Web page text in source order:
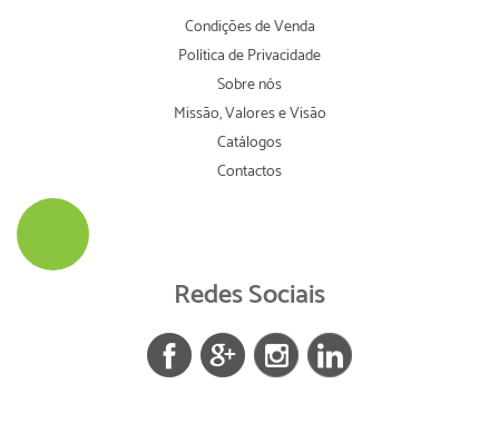
Condições de Venda
Política de Privacidade
Sobre nós
Missão, Valores e Visão
Catálogos
Contactos
Redes Sociais